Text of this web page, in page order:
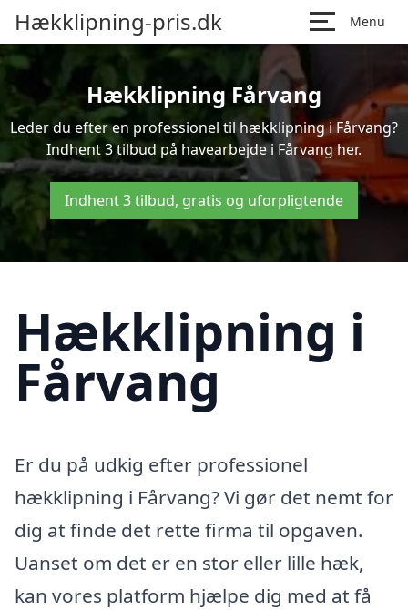
Hækklipning-pris.dk Menu
Hækklipning Fårvang
Leder du efter en professionel til hækklipning i Fårvang?
Indhent 3 tilbud på havearbejde i Fårvang her.
Indhent 3 tilbud, gratis og uforpligtende
Hækklipning i
Fårvang
Er du på udkig efter professionel
hækklipning i Fårvang? Vi gør det nemt for
dig at finde det rette firma til opgaven.
Uanset om det er en stor eller lille hæk,
kan vores platform hjælpe dig med at få